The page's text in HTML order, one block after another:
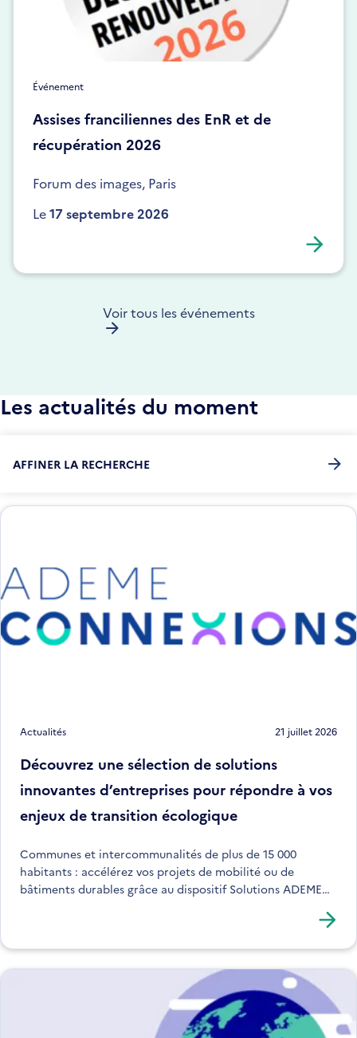
Événement
Assises franciliennes des EnR et de
récupération 2026
Forum des images, Paris
Le17 septembre 2026
Voir tous les événements
Les actualités du moment
AFFINER LA RECHERCHE
Actualités 21 juillet 2026
Découvrez une sélection de solutions
innovantes d’entreprises pour répondre à vos
enjeux de transition écologique
Communes et intercommunalités de plus de 15 000
habitants : accélérez vos projets de mobilité ou de
bâtiments durables grâce au dispositif Solutions ADEME